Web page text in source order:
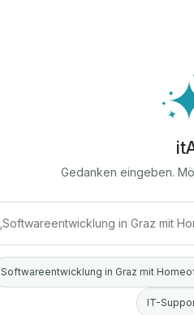
Gedanken eingeben.
Softwareentwicklung in Graz mit
IT-